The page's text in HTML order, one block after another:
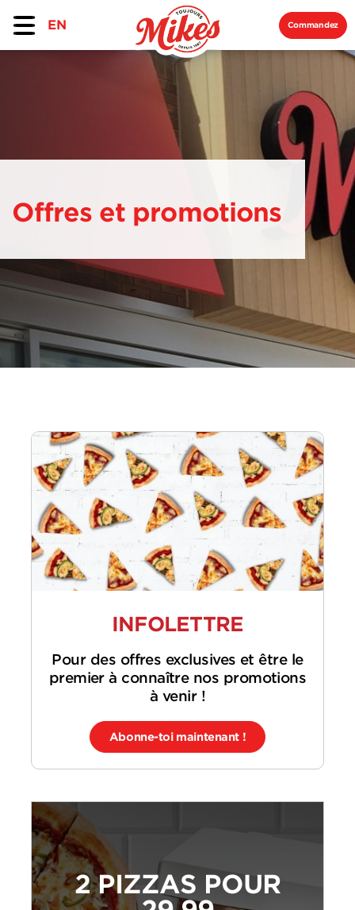
EN Commandez
Offres et promotions
INFOLETTRE
Pour des offres exclusives et être le
premier à connaître nos promotions
à venir !
Abonne-toi maintenant !
2 PIZZAS POUR